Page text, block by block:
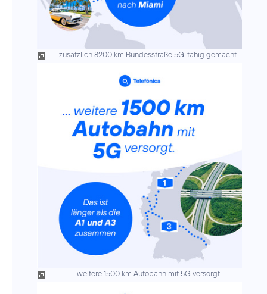
...zusätzlich 8200 km Bundesstraße 5G-fähig gemacht
... weitere 1500 km Autobahn mit 5G versorgt